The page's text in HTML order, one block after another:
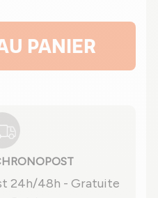
PANIER
24h/48h - Gratuite